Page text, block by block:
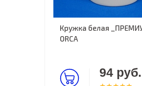
Кружка белая
ORCA
94 руб.